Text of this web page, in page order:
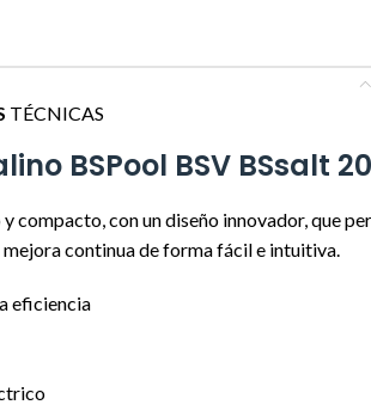
TÉCNICAS
BSPool BSV BSsalt
compacto, con un diseño innovador, que
mejora continua de forma fácil e intuitiva.
eficiencia